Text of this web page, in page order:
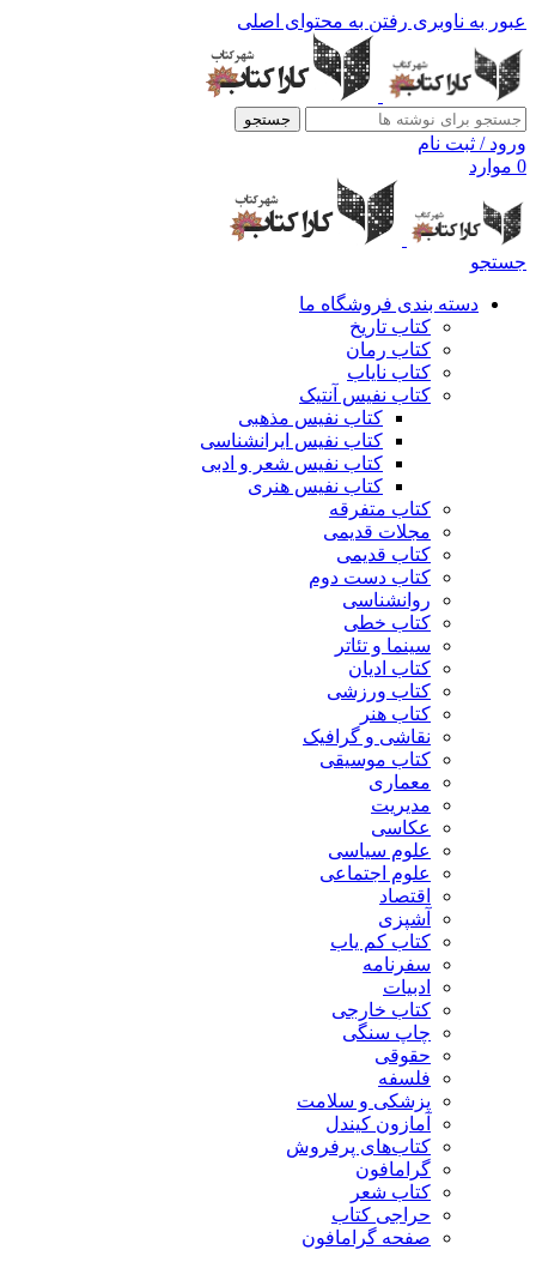
عبور به ناوبری رفتن به محتوای اصلی
جستجو
ورود / ثبت نام
0 موارد
جستجو
دسته بندی فروشگاه ما
کتاب تاریخ
کتاب رمان
کتاب نایاب
کتاب نفیس آنتیک
کتاب نفیس مذهبی
کتاب نفیس ایرانشناسی
کتاب نفیس شعر و ادبی
کتاب نفیس هنری
کتاب متفرقه
مجلات قدیمی
کتاب قدیمی
کتاب دست دوم
روانشناسی
کتاب خطی
سینما و تئاتر
کتاب ادیان
کتاب ورزشی
کتاب هنر
نقاشی و گرافیک
کتاب موسیقی
معماری
مدیریت
عکاسی
علوم سیاسی
علوم اجتماعی
اقتصاد
آشپزی
کتاب کم یاب
سفرنامه
ادبیات
کتاب خارجی
چاپ سنگی
حقوقی
فلسفه
پزشکی و سلامت
آمازون کیندل
کتاب‌های پرفروش
گرامافون
کتاب شعر
حراجی کتاب
صفحه گرامافون